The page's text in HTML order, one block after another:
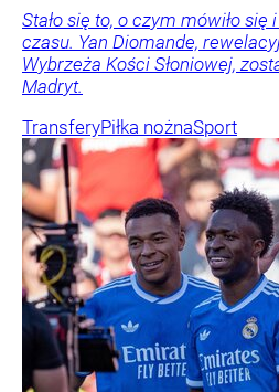
Stało się to, o czym mówiło się
czasu. Yan Diomande,
Wybrzeża Kości Słoniowej,
Madryt.
TransferyPiłka nożnaSport